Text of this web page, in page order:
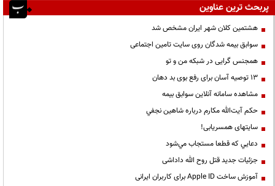
پربحث ترین عناوین
هشتمین کلان شهر ایران مشخص شد
سوابق بیمه شدگان روی سایت تامین اجتماعی
همجنس گرایی در شبکه من و تو
13 توصیه آسان برای رفع بوی بد دهان
مشاهده سامانه آنلاين سوابق بیمه
حكم آيت‌الله مكارم درباره شاهين نجفي
سایتهای همسریابی!
دعايي كه قطعا مستجاب مي‌شود
جزئیات جدید قتل روح الله داداشی
آموزش ساخت Apple ID برای کاربران ایرانی